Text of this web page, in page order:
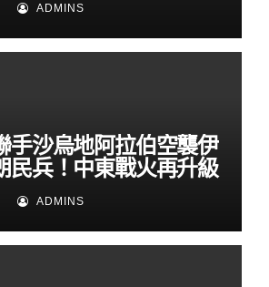
ADMINS
手沙烏地阿拉伯空襲伊
民兵！中東戰火再升級
ADMINS